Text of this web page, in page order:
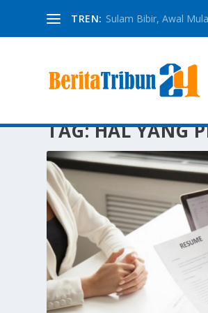
TREN: Sulam Bibir, Awal
TAG:HAL YANG